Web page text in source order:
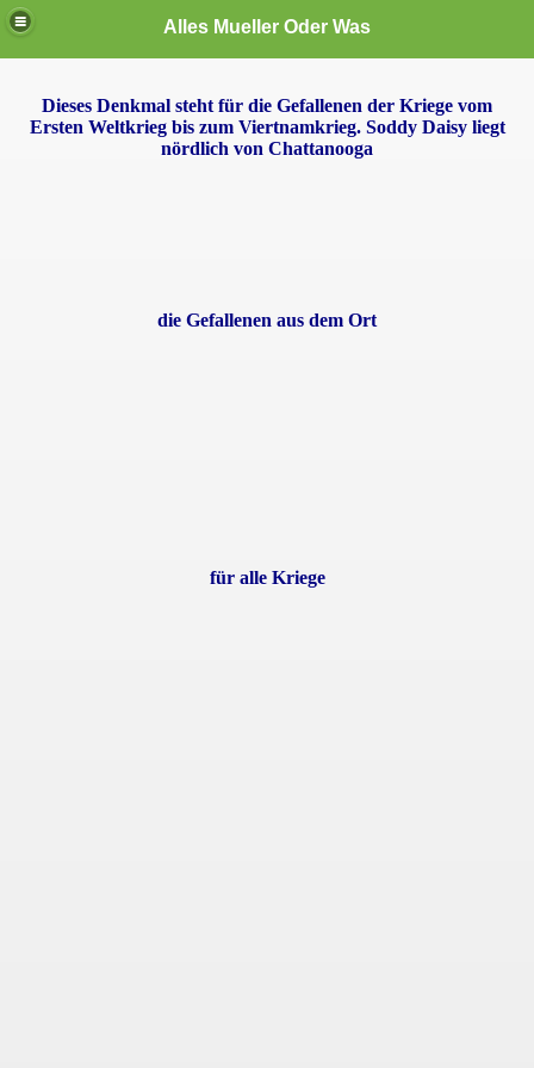
Alles Mueller Oder Was
Dieses Denkmal steht für die Gefallenen der Kriege vom
Ersten Weltkrieg bis zum Viertnamkrieg. Soddy Daisy liegt
nördlich von Chattanooga
die Gefallenen aus dem Ort
für alle Kriege
User